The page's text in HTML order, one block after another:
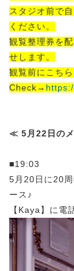
スタジオ前で
ください。
観覧整理券を
せします。
観覧前にこちら
Check→
≪ 5月22日の
■19:03
5月20日に20
ース♪
【Kaya】に電